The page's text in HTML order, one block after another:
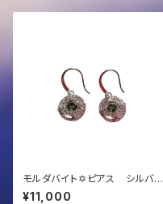
モルダバイト✡ピアス シルバー
加工
¥11,000